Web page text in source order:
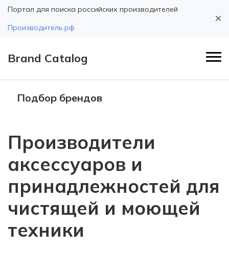
Портал для поиска российских производителей
Производитель.рф
Brand Catalog
Подбор брендов
Производители
аксессуаров и
принадлежностей для
чистящей и моющей
техники